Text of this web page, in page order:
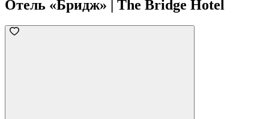
Отель «Бридж» | The Bridge Hotel